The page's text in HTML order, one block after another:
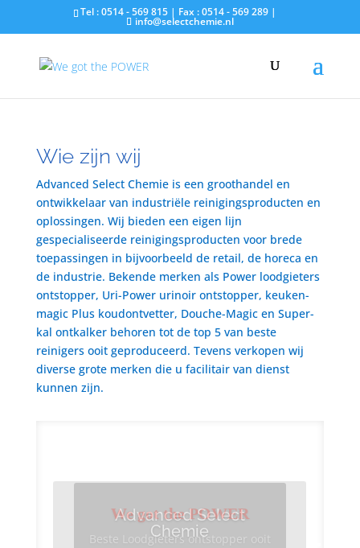
Tel : 0514 - 569 815 | Fax : 0514 - 569 289 |
info@selectchemie.nl
Wie zijn wij
Advanced Select Chemie is een groothandel en
ontwikkelaar van industriële reinigingsproducten en
oplossingen. Wij bieden een eigen lijn
gespecialiseerde reinigingsproducten voor brede
toepassingen in bijvoorbeeld de retail, de horeca en
de industrie. Bekende merken als Power loodgieters
ontstopper, Uri-Power urinoir ontstopper, keuken-
magic Plus koudontvetter, Douche-Magic en Super-
kal ontkalker behoren tot de top 5 van beste
reinigers ooit geproduceerd. Tevens verkopen wij
diverse grote merken die u facilitair van dienst
kunnen zijn.
Advanced Select
Chemie
We got the POWER
Beste Loodgieters ontstopper ooit